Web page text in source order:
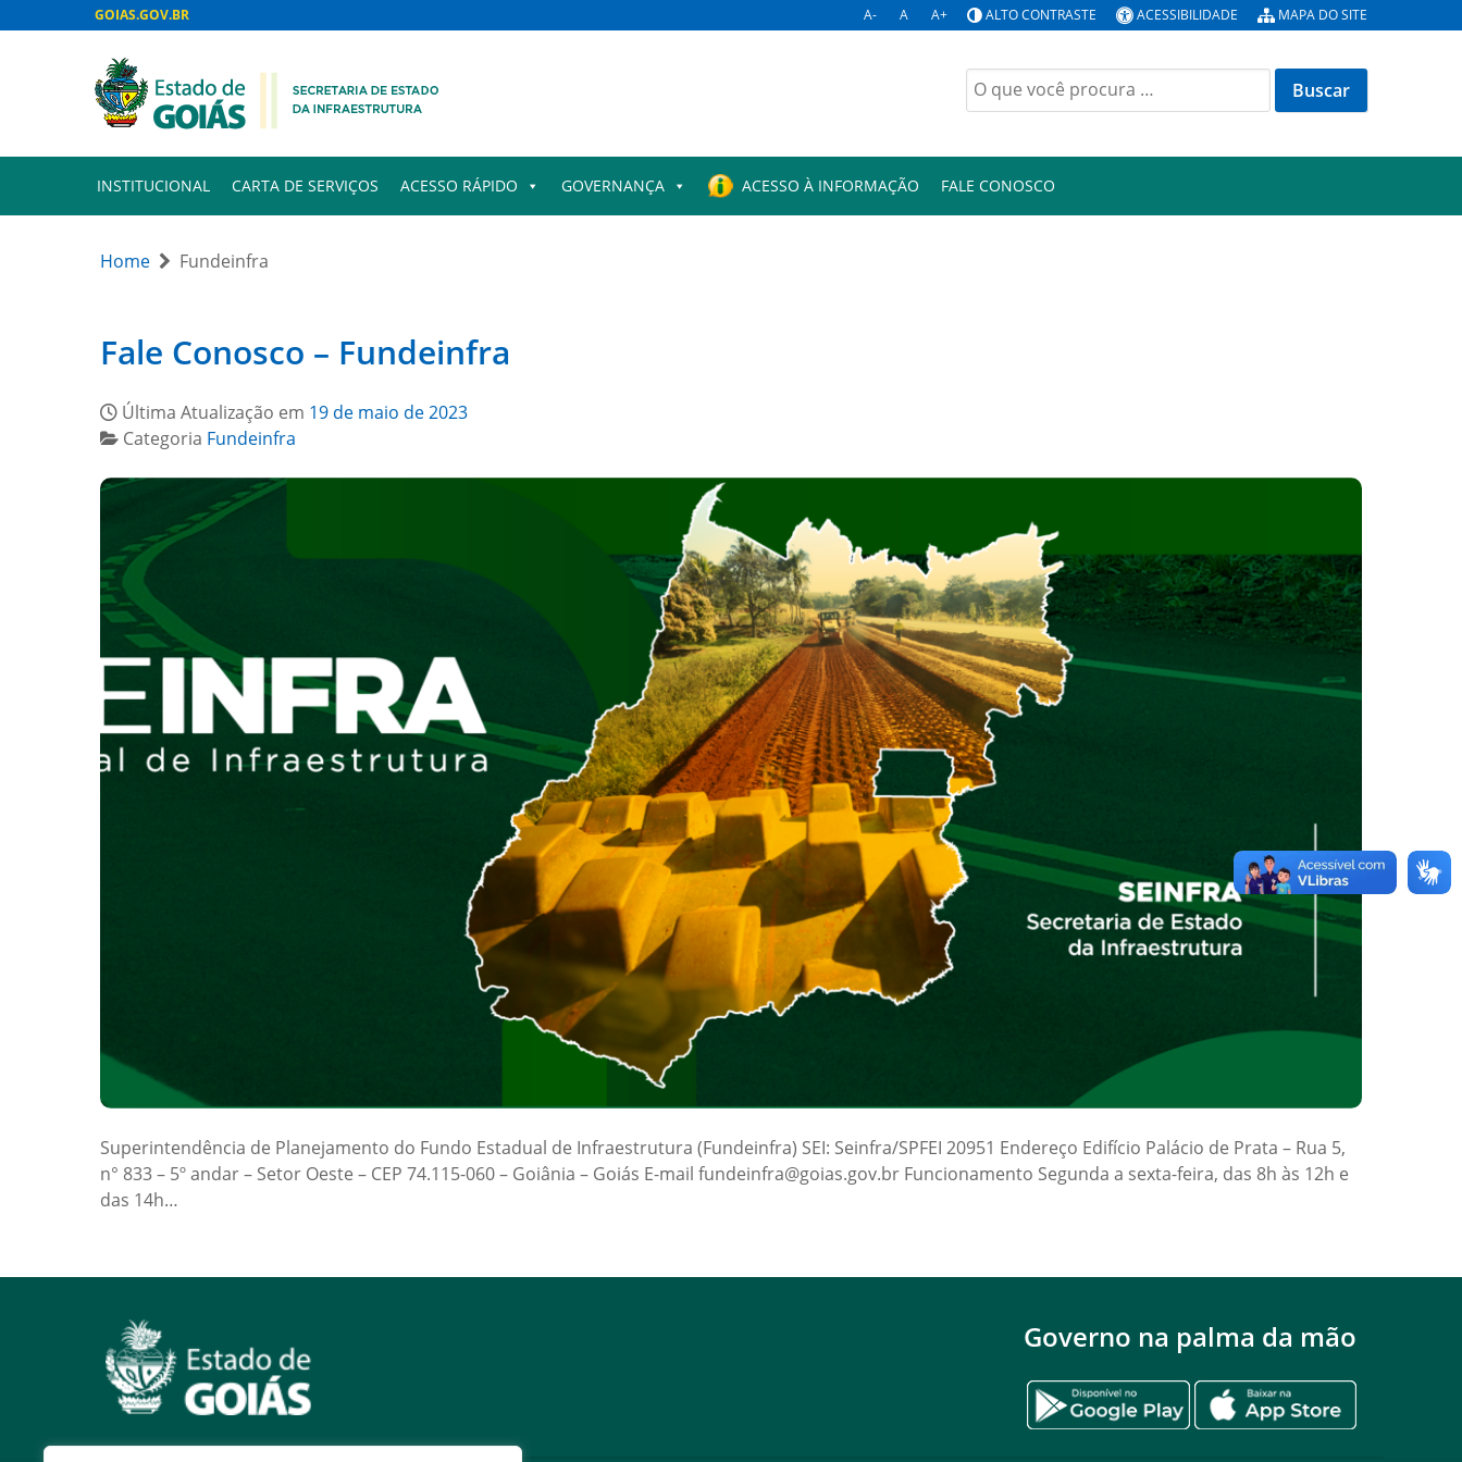
GOIAS.GOV.BR A- A A+ ALTO CONTRASTE ACESSIBILIDADE MAPA DO SITE
Buscar
por:
INSTITUCIONAL CARTA DE SERVIÇOS ACESSO RÁPIDO GOVERNANÇA ACESSO À INFORMAÇÃO FALE CONOSCO
Home Fundeinfra
Fale Conosco – Fundeinfra
Última Atualização em 19 de maio de 2023
Categoria Fundeinfra
Superintendência de Planejamento do Fundo Estadual de Infraestrutura (Fundeinfra) SEI: Seinfra/SPFEI 20951 Endereço Edifício Palácio de Prata – Rua 5,
n° 833 – 5º andar – Setor Oeste – CEP 74.115-060 – Goiânia – Goiás E-mail fundeinfra@goias.gov.br Funcionamento Segunda a sexta-feira, das 8h às 12h e
das 14h…
Governo na palma da mão